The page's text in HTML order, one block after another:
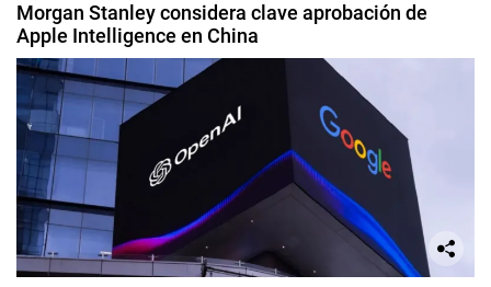
Morgan Stanley considera clave aprobación de
Apple Intelligence en China